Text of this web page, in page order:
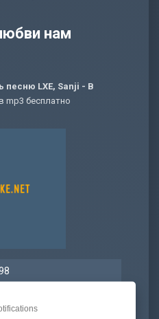
нам
песню LXE, Sanji - В
mp3 бесплатно